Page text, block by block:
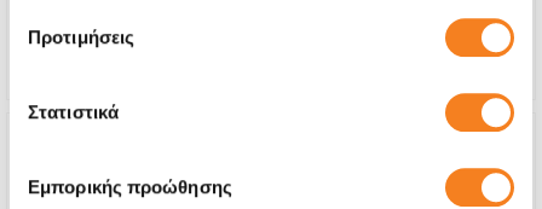
Προτιμήσεις
Στατιστικά
Εμπορικής προώθησης
4-6 ώρες
Εφ' όρου ζωής